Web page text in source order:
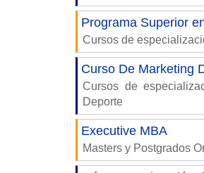
Programa Superior
Cursos de
Curso De Marketing
Cursos de
Deporte
Executive MBA
Masters y Postgrados